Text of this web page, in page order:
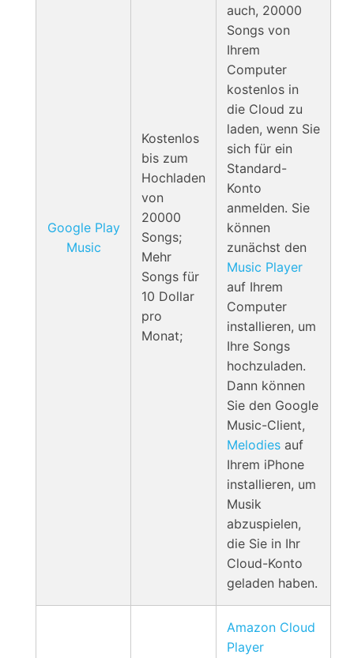
Google Play
Music
Kostenlos
bis zum
Hochladen
von
20000
Songs;
Mehr
Songs für
10 Dollar
pro
Monat;
auch, 20000
Songs von
Ihrem
Computer
kostenlos in
die Cloud zu
laden, wenn Sie
sich für ein
Standard-
Konto
anmelden. Sie
können
zunächst den
Music Player
auf Ihrem
Computer
installieren, um
Ihre Songs
hochzuladen.
Dann können
Sie den Google
Music-Client,
Melodies auf
Ihrem iPhone
installieren, um
Musik
abzuspielen,
die Sie in Ihr
Cloud-Konto
geladen haben.
Amazon Cloud
Player